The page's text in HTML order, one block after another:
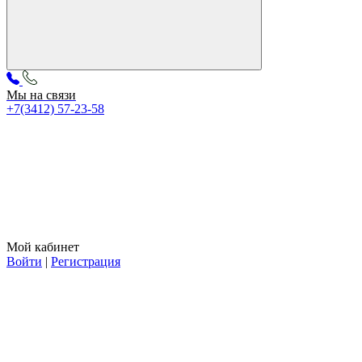
Мы на связи
+7(3412) 57-23-58
Мой кабинет
Войти | Регистрация